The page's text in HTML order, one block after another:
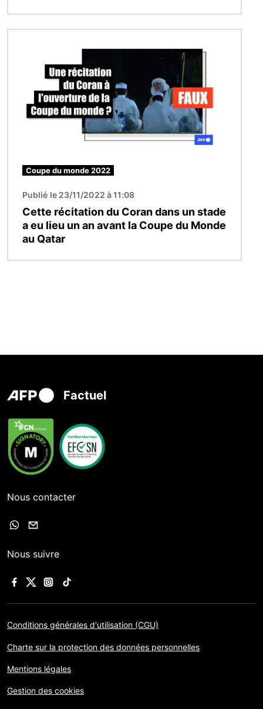
Coupe du monde 2022
Publié le 23/11/2022 à 11:08
Cette récitation du Coran dans un stade
a eu lieu un an avant la Coupe du Monde
au Qatar
Factuel
Nous contacter
Nous suivre
Conditions générales d'utilisation (CGU)
Charte sur la protection des données personnelles
Mentions légales
Gestion des cookies